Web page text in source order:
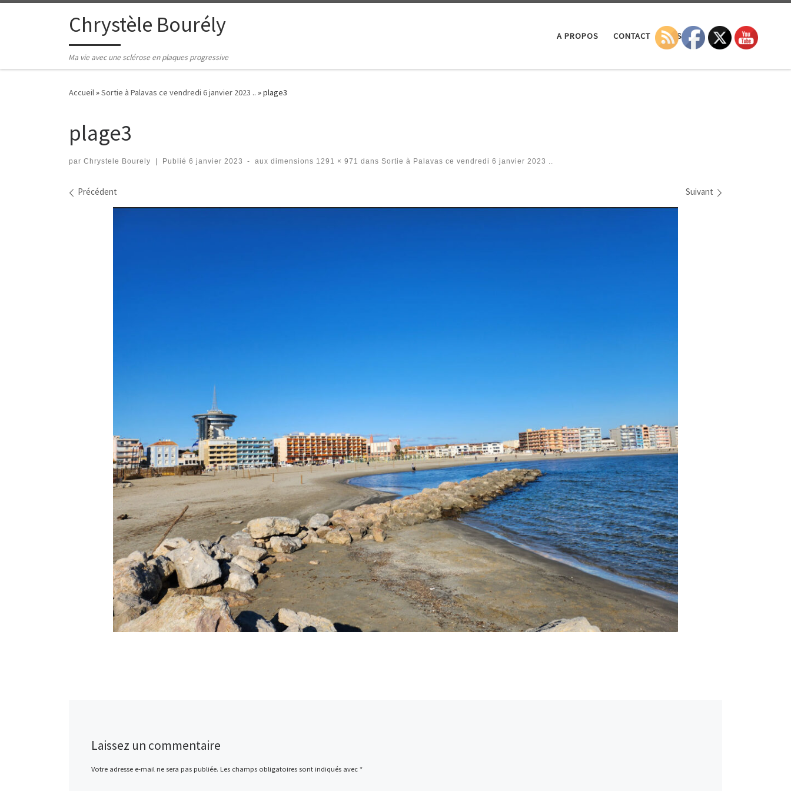
Passer au contenuChrystèle Bourély
Ma vie avec une sclérose en plaques progressive
A PROPOS CONTACT LA SEP Search
Accueil»Sortie à Palavas ce vendredi 6 janvier 2023 .. »plage3
plage3
par Chrystele Bourely Publié 6 janvier 2023 - aux dimensions 1291 × 971 dans Sortie à Palavas ce vendredi 6 janvier 2023 ..
Navigation des images
Précédent Suivant
Laissez un commentaire
Votre adresse e-mail ne sera pas publiée. Les champs obligatoires sont indiqués avec *